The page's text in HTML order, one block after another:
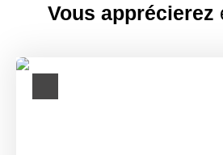
Vous apprécierez